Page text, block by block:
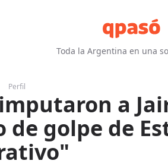
Toda la Argentina en una
Perfil
a
golpe de